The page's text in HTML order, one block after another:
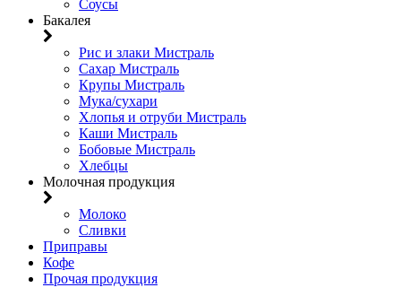
Соусы
Бакалея
Рис и злаки Мистраль
Сахар Мистраль
Крупы Мистраль
Мука/сухари
Хлопья и отруби Мистраль
Каши Мистраль
Бобовые Мистраль
Хлебцы
Молочная продукция
Молоко
Сливки
Приправы
Кофе
Прочая продукция